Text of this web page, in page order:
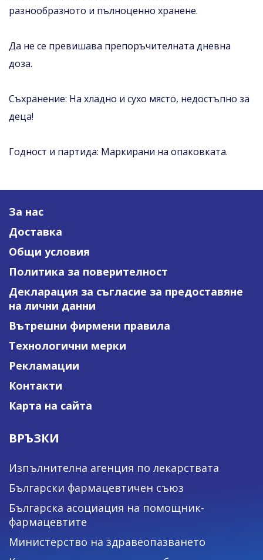
разнообразното и пълноценно хранене.
Да не се превишава препоръчителната дневна
доза.
Съхранение: На хладно и сухо място, недостъпно за
деца!
Годност и партида: Маркирани на опаковката.
За нас
Доставка
Общи условия
Политика за поверителност
Декларация за съгласие за предоставяне
на лични данни
Вътрешни фирмени правила
Технологични мерки
Рекламации
Контакти
Карта на сайта
ВРЪЗКИ
Изпълнителна агенция по лекарствата
Български фармацевтичен съюз
Българска асоциация на помощник-
фармацевтите
Министерство на здравеопазването